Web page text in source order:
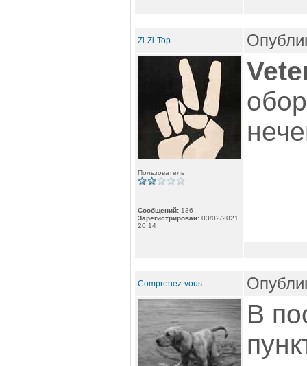
Zi-Zi-Top
Пользователь
Сообщений: 136
Зарегистрирован: 03/02/2021
20:14
Comprenez-vous
В